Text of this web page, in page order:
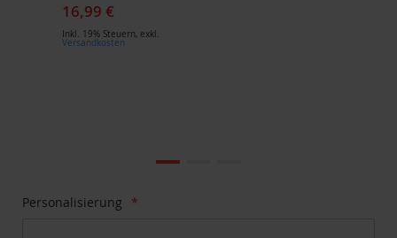
Bildgalerie
Zum
Personalisierung
16,99 €
Inkl. 19% Steuern, exkl.
Versandkosten